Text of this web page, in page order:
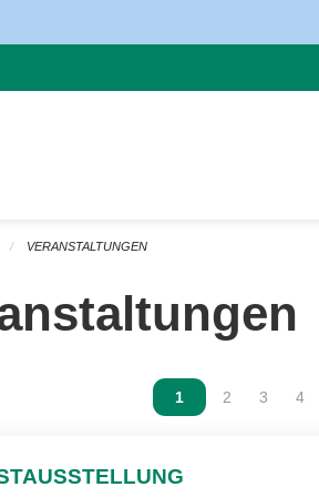
VERANSTALTUNGEN
Vous êtes sur la
1 Vous êtes
2 Vous
3 4